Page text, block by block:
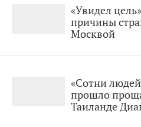
«Увидел
причины
Москвой
«Сотни
прошло
Таиланде